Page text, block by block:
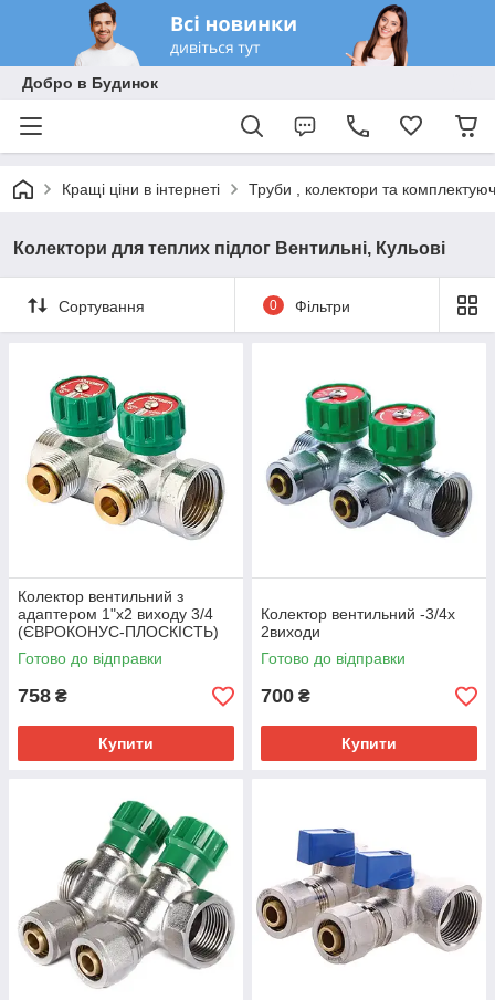
Добро в Будинок
Кращі ціни в інтернеті Труби , колектори та
Колектори для теплих підлог Вентильні, Кульові
Сортування 0 Фільтри
Колектор вентильний з
адаптером 1"х2 виходу 3/4
(ЄВРОКОНУС-ПЛОСКІСТЬ)
Готово до відправки
758 ₴
Купити
Колектор вентильний -3/4х
2виходи
Готово до відправки
700 ₴
Купити